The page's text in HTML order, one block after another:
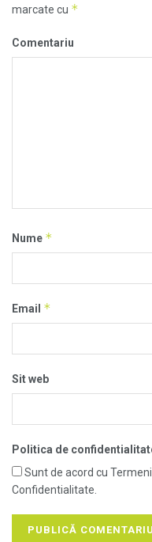
marcate cu *
Comentariu
Nume *
Email *
Sit web
Politica de
Sunt de acord cu
Confidentialitate.